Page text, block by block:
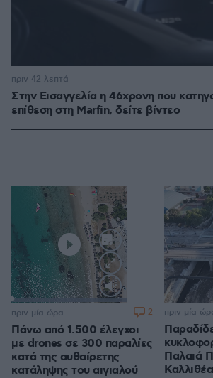
Στην Εισαγγελία η 46χρονη που
επίθεση στη Marfin, δείτε βίντεο
πριν 42 λεπτά
Loaded
Πάνω από 1.500 έλεγχοι
με drones σε 300 παραλίες
κατά της αυθαίρετης
κατάληψης του αιγιαλού
πριν μία ώρα 2
Παλαιά
Καλλιθέα
πριν μία